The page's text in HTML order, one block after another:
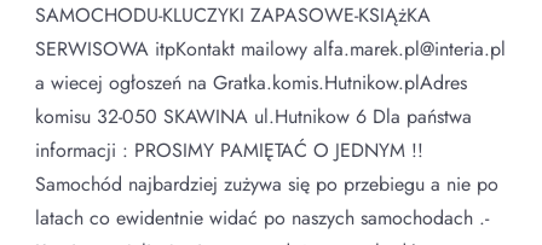
SAMOCHODU-KLUCZYKI ZAPASOWE-KSIĄżKA
SERWISOWA itpKontakt mailowy alfa.marek.pl@interia.pl
a wiecej ogłoszeń na Gratka.komis.Hutnikow.plAdres
komisu 32-050 SKAWINA ul.Hutnikow 6 Dla państwa
informacji : PROSIMY PAMIĘTAĆ O JEDNYM !!
Samochód najbardziej zużywa się po przebiegu a nie po
latach co ewidentnie widać po naszych samochodach .-